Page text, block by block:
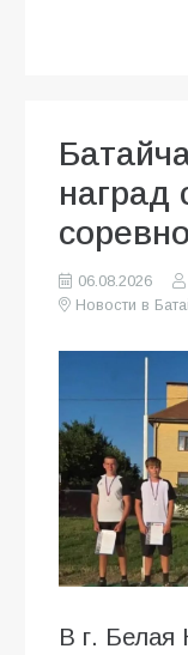
наград
06.08.2026
Новости в
В г. Белая